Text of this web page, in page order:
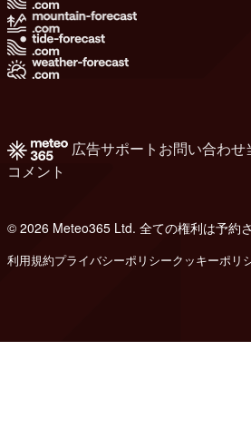
広告サポート お問い合わせ
コメント
© 2026 Meteo365 Ltd. 全ての権利は予約
利用規約プライバシーポリシークッキーポリ